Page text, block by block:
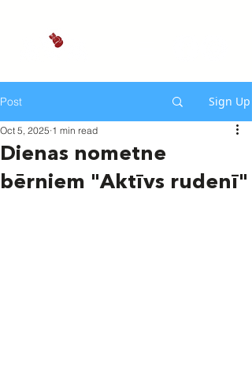
Post Sign Up
Dienas nometne
bērniem "Aktīvs rudenī"
Oct 5, 2025 1 min read